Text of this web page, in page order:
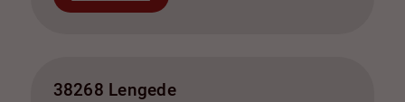
38268 Lengede